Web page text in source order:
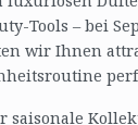
Tools – bei
wir Ihnen